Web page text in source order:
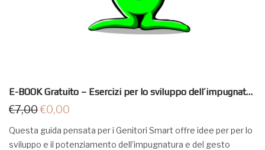
E-BOOK Gratuito – Esercizi per lo sviluppo dell’impugnatura
€7,00€0,00
Questa guida pensata per i Genitori Smart offre idee per per lo
sviluppo e il potenziamento dell’impugnatura e del gesto